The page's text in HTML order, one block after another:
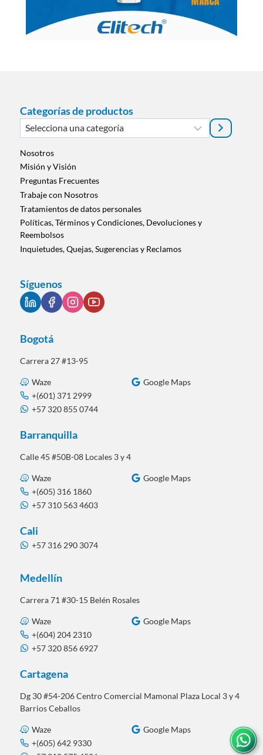
Categorías de productos
Selecciona
una
categoría
Nosotros
Misión y Visión
Preguntas Frecuentes
Trabaje con Nosotros
Tratamientos de datos personales
Políticas, Términos y Condiciones, Devoluciones y
Reembolsos
Inquietudes, Quejas, Sugerencias y Reclamos
Síguenos
Bogotá
Carrera 27 #13-95
Waze
Google Maps
+(601) 371 2999
+57 320 855 0744
Barranquilla
Calle 45 #50B-08 Locales 3 y 4
Waze
Google Maps
+(605) 316 1860
+57 310 563 4603
Cali
+57 316 290 3074
Medellín
Carrera 71 #30-15 Belén Rosales
Waze
Google Maps
+(604) 204 2310
+57 320 856 6927
Cartagena
Dg 30 #54-206 Centro Comercial Mamonal Plaza Local 3 y 4
Barrios Ceballos
Waze
Google Maps
+(605) 642 9330